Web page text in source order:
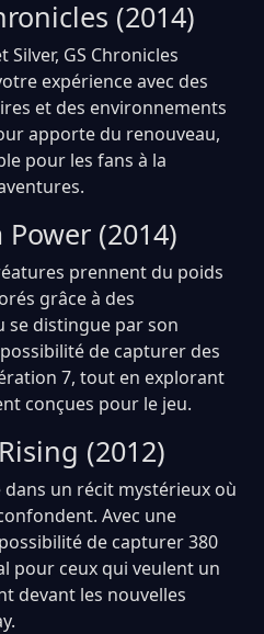
(2014)
Silver, GS Chronicles
expérience avec des
et des environnements
apporte du renouveau,
pour les fans à la
(2014)
prennent du poids
grâce à des
se distingue par son
de capturer des
7, tout en explorant
conçues pour le jeu.
(2012)
un récit mystérieux où
Avec une
de capturer 380
pour ceux qui veulent un
devant les nouvelles